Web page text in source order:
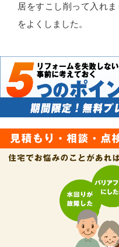
居をすこし削って入れ
をよくしました。